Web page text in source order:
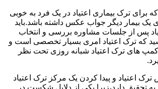
ترک بیماری اعتیاد در یک فرد به خوبی
یک بیمار دیگر جواب عکس داشته باشد.باید
پس از جلسات مشاوره بررسی و انتخاب
که ترک اعتیاد امری بسیار تخصصی است و
های ترک اعتیاد شبانه روزی تحت نظر
ترک اعتیاد و پیدا کردن یک مرکز ترک اعتیاد
به تحقیق دارد،زیرا یکی از دلایل شکست در